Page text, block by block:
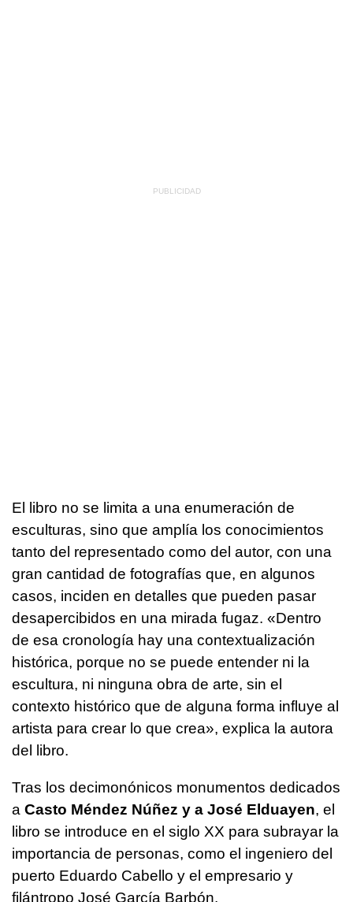
El libro no se limita a una enumeración de
esculturas, sino que amplía los conocimientos
tanto del representado como del autor, con una
gran cantidad de fotografías que, en algunos
casos, inciden en detalles que pueden pasar
desapercibidos en una mirada fugaz. «Dentro
de esa cronología hay una contextualización
histórica, porque no se puede entender ni la
escultura, ni ninguna obra de arte, sin el
contexto histórico que de alguna forma influye al
artista para crear lo que crea», explica la autora
del libro.
Tras los decimonónicos monumentos dedicados
a Casto Méndez Núñez y a José Elduayen, el
libro se introduce en el siglo XX para subrayar la
importancia de personas, como el ingeniero del
puerto Eduardo Cabello y el empresario y
filántropo José García Barbón.